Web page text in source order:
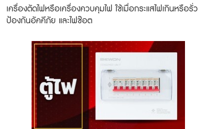
เครื่องตัดไฟหรือเครื่องควบคุมไฟ ใช้เมื่อกระแสไฟเกินหรือรั่ว
ป้องกันอัคคีภัย และไฟช๊อต